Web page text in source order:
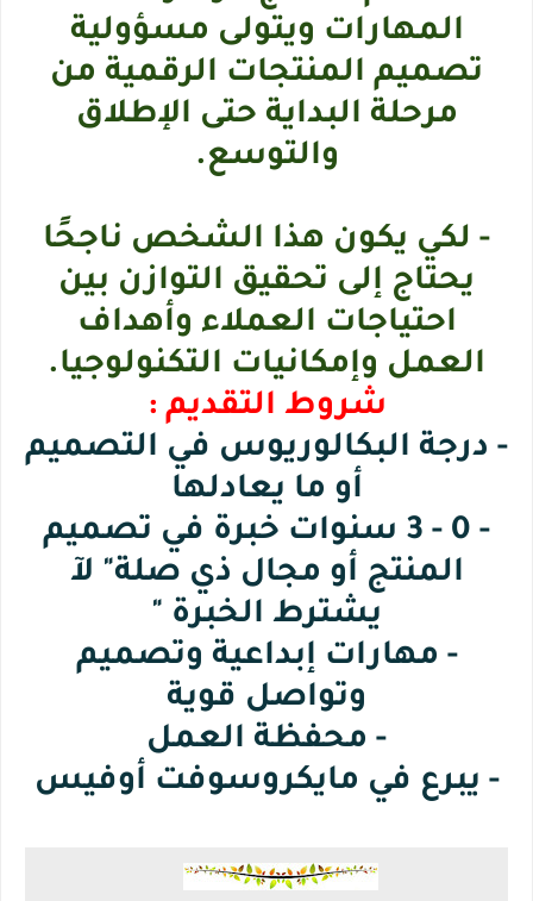
المهارات ويتولى مسؤولية
تصميم المنتجات الرقمية من
مرحلة البداية حتى الإطلاق
والتوسع.
- لكي يكون هذا الشخص ناجحًا
يحتاج إلى تحقيق التوازن بين
احتياجات العملاء وأهداف
العمل وإمكانيات التكنولوجيا.
شروط التقديم :
- درجة البكالوريوس في التصميم
أو ما يعادلها
- 0 - 3 سنوات خبرة في تصميم
المنتج أو مجال ذي صلة" لآ
يشترط الخبرة "
- مهارات إبداعية وتصميم
وتواصل قوية
- محفظة العمل
- يبرع في مايكروسوفت أوفيس